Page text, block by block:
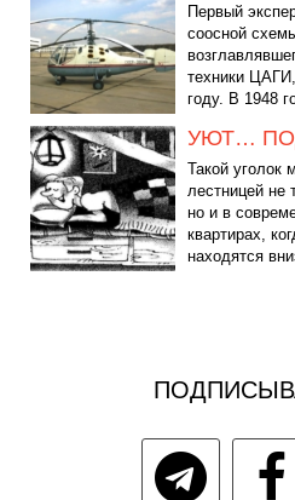
Первый
соосной
техники
году. В 1948
УЮТ…
Такой уголок
лестницей не
но и в
квартирах,
находятся